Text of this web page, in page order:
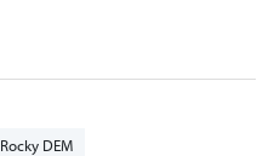
Rocky DEM